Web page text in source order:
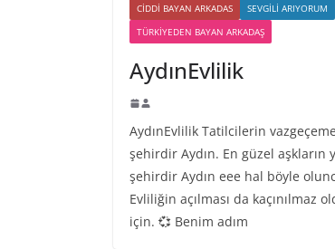
CIDDI BAYAN ARKADAS
SEVGILI ARIYORUM
TÜRKIYEDEN BAYAN ARKADAŞ
AydınEvlilik
AydınEvlilik Tatilcilerin
şehirdir Aydın. En güzel aşkların
şehirdir Aydın eee hal böyle
Evliliğin açılması da kaçınılmaz
için. 💞 Benim adım